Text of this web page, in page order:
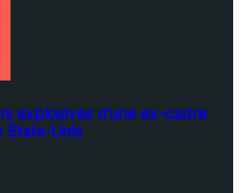
explosives d’une ex-cadre
États-Unis